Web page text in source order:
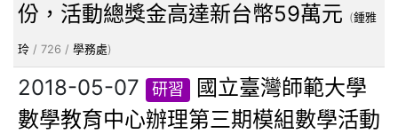
份，活動總獎金高達新台幣59萬元 (鍾雅
玲 / 726 / 學務處)
2018-05-07 研習
國立臺灣師範大學
數學教育中心辦理第三期模組數學活動